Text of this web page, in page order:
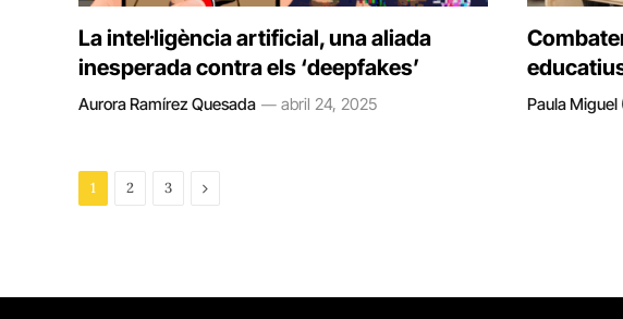
La intel·ligència artificial, una aliada
inesperada contra els ‘deepfakes’
Aurora Ramírez Quesada abril 24, 2025 Paula Miguel
1 2 3 Next